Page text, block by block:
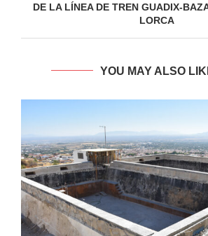
DE LA LÍNEA DE TREN GUADIX-
LORCA
YOU MAY ALSO